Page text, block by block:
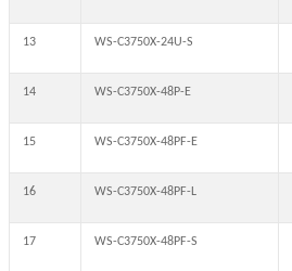
13 WS-C3750X-24U-S
14 WS-C3750X-48P-E
15 WS-C3750X-48PF-E
16 WS-C3750X-48PF-L
17 WS-C3750X-48PF-S